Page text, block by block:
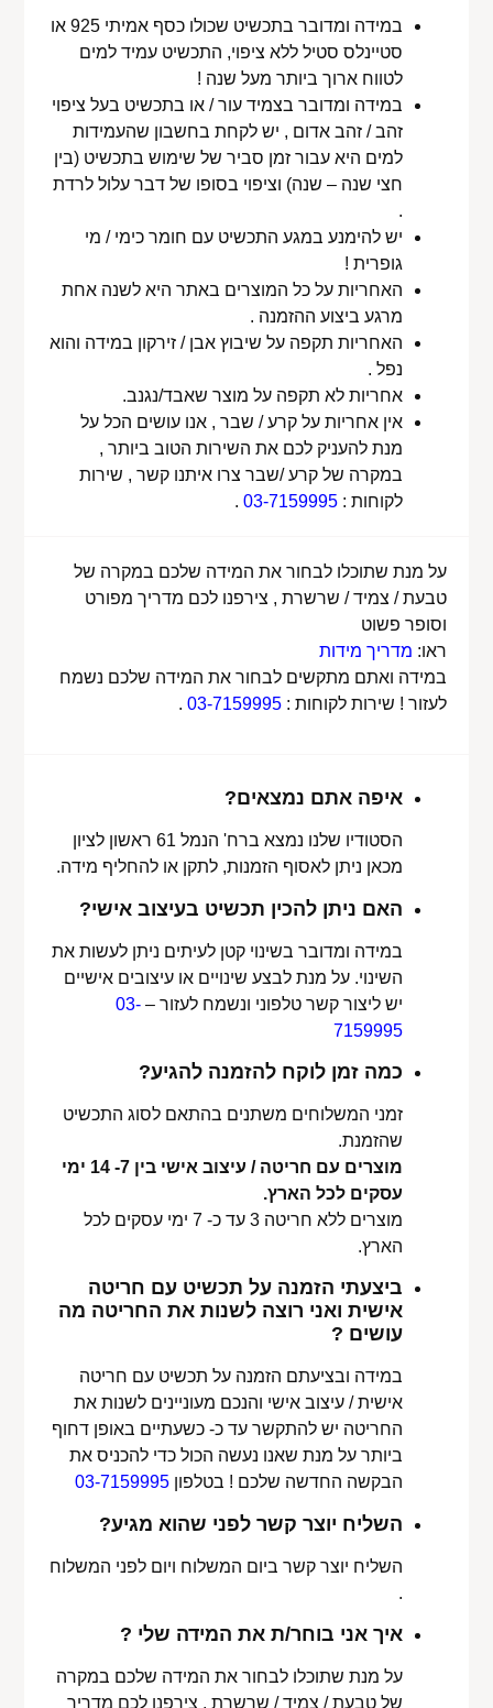
במידה ומדובר בתכשיט שכולו כסף אמיתי 925 או
סטיינלס סטיל ללא ציפוי, התכשיט עמיד למים
לטווח ארוך ביותר מעל שנה !
במידה ומדובר בצמיד עור / או בתכשיט בעל ציפוי
זהב / זהב אדום , יש לקחת בחשבון שהעמידות
למים היא עבור זמן סביר של שימוש בתכשיט (בין
חצי שנה – שנה) וציפוי בסופו של דבר עלול לרדת
.
יש להימנע במגע התכשיט עם חומר כימי / מי
גופרית !
האחריות על כל המוצרים באתר היא לשנה אחת
מרגע ביצוע ההזמנה .
האחריות תקפה על שיבוץ אבן / זירקון במידה והוא
נפל .
אחריות לא תקפה על מוצר שאבד/נגנב.
אין אחריות על קרע / שבר , אנו עושים הכל על
מנת להעניק לכם את השירות הטוב ביותר ,
במקרה של קרע /שבר צרו איתנו קשר , שירות
לקוחות :03-7159995
.
על מנת שתוכלו לבחור את המידה שלכם במקרה של
טבעת / צמיד / שרשרת , צירפנו לכם מדריך מפורט
וסופר פשוט
ראו: מדריך מידות
במידה ואתם מתקשים לבחור את המידה שלכם נשמח
לעזור ! שירות לקוחות :03-7159995
.
איפה אתם נמצאים?
הסטודיו שלנו נמצא ברח' הנמל 61 ראשון לציון
מכאן ניתן לאסוף הזמנות, לתקן או להחליף מידה.
האם ניתן להכין תכשיט בעיצוב אישי?
במידה ומדובר בשינוי קטן לעיתים ניתן לעשות את
השינוי. על מנת לבצע שינויים או עיצובים אישיים
יש ליצור קשר טלפוני ונשמח לעזור –03-
7159995
כמה זמן לוקח להזמנה להגיע?
זמני המשלוחים משתנים בהתאם לסוג התכשיט
שהזמנת.
מוצרים עם חריטה / עיצוב אישי בין 7- 14 ימי
עסקים לכל הארץ.
מוצרים ללא חריטה 3 עד כ- 7 ימי עסקים לכל
הארץ.
ביצעתי הזמנה על תכשיט עם חריטה
אישית ואני רוצה לשנות את החריטה מה
עושים ?
במידה ובציעתם הזמנה על תכשיט עם חריטה
אישית / עיצוב אישי והנכם מעוניינים לשנות את
החריטה יש להתקשר עד כ- כשעתיים באופן דחוף
ביותר על מנת שאנו נעשה הכול כדי להכניס את
הבקשה החדשה שלכם ! בטלפון03-7159995
השליח יוצר קשר לפני שהוא מגיע?
השליח יוצר קשר ביום המשלוח ויום לפני המשלוח
.
איך אני בוחר/ת את המידה שלי ?
על מנת שתוכלו לבחור את המידה שלכם במקרה
של טבעת / צמיד / שרשרת , צירפנו לכם מדריך